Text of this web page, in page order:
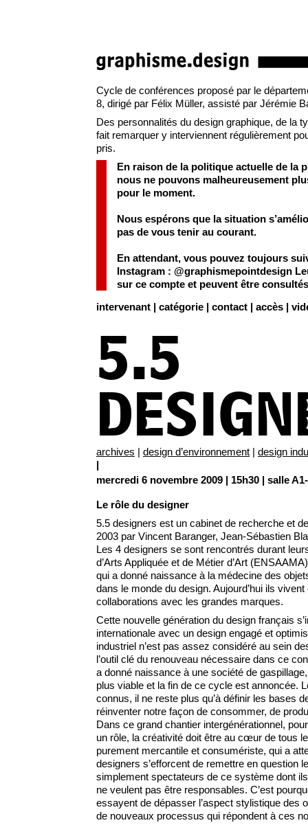
Cycle de conférences proposé par le
8, dirigé par Félix Müller, assisté par Jérémie
Des personnalités du design graphique, de la
fait remarquer y interviennent régulièrement
pris.
En raison de la politique actuelle de la
nous ne pouvons malheureusement
pour le moment.
Nous espérons que la situation
pas de vous tenir au courant.
En attendant, vous pouvez toujours
Instagram : @graphismepointdesign
sur ce compte et peuvent être
intervenant | catégorie | contact | accès |
5.5
archives | design d’environnement | design
|
mercredi 6 novembre 2009 | 15h30 | salle
Le rôle du designer
5.5 designers est un cabinet de recherche et
2003 par Vincent Baranger, Jean-Sébastien
Les 4 designers se sont rencontrés durant
d’Arts Appliquée et de Métier d’Art
qui a donné naissance à la médecine des
dans le monde du design. Aujourd’hui ils
collaborations avec les grandes marques.
Cette nouvelle génération du design français
internationale avec un design engagé et
industriel n’est pas assez considéré au sein
l’outil clé du renouveau nécessaire dans ce
a donné naissance à une société de
plus viable et la fin de ce cycle est annoncée.
connus, il ne reste plus qu’à définir les bases
réinventer notre façon de consommer, de
Dans ce grand chantier intergénérationnel,
un rôle, la créativité doit être au cœur de tous
purement mercantile et consumériste, qui a
designers s’efforcent de remettre en question
simplement spectateurs de ce système dont
ne veulent pas être responsables. C’est
essayent de dépasser l’aspect stylistique des
de nouveaux processus qui répondent à ces